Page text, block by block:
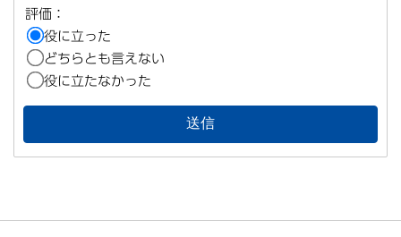
評価：
役に立った
どちらとも言えない
役に立たなかった